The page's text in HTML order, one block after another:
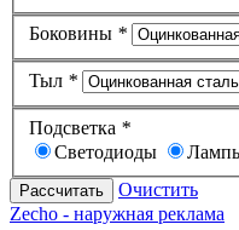
Боковины *
Тыл *
Подсветка *
Светодиоды
Очистить
Zecho - наружная реклама